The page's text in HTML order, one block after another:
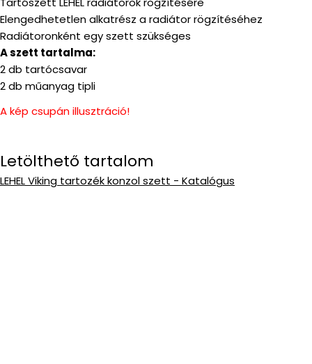
Elengedhetetlen alkatrész a radiátor rögzítéséhez
Radiátoronként egy szett szükséges
A szett tartalma:
2 db tartócsavar
2 db műanyag tipli
A kép csupán illusztráció!
Letölthető tartalom
LEHEL Viking tartozék konzol szett - Katalógus